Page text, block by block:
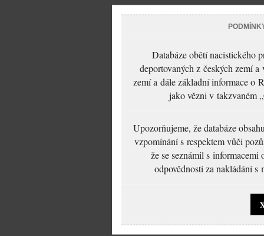
Databáze obětí nacistického
deportovaných z českých zemí
zemí a dále základní informace o
jako vězni v takzvaném
Upozorňujeme, že databáze
vzpomínání s respektem vůči
že se seznámil s
odpovědnosti za nakládání